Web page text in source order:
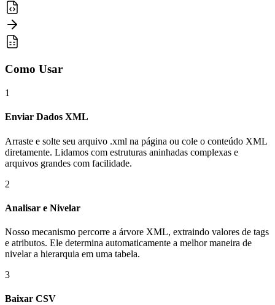
Como Usar
1
Enviar Dados XML
Arraste e solte seu arquivo .xml na página ou cole o conteúdo XML
diretamente. Lidamos com estruturas aninhadas complexas e
arquivos grandes com facilidade.
2
Analisar e Nivelar
Nosso mecanismo percorre a árvore XML, extraindo valores de tags
e atributos. Ele determina automaticamente a melhor maneira de
nivelar a hierarquia em uma tabela.
3
Baixar CSV